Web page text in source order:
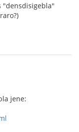
"densdisigebla"
jene: